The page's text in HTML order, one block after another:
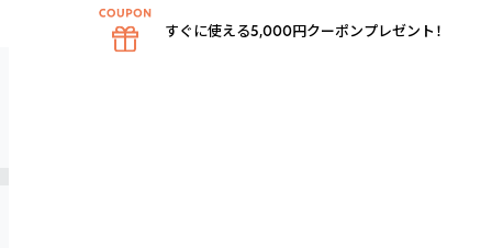
すぐに使える5,000円クーポンプレゼント！